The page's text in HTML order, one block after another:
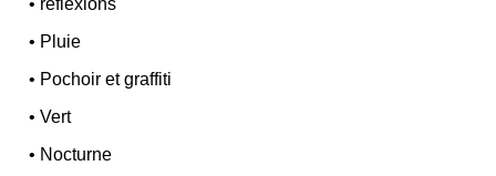
• réflexions
• Pluie
• Pochoir et graffiti
•Vert
• Nocturne